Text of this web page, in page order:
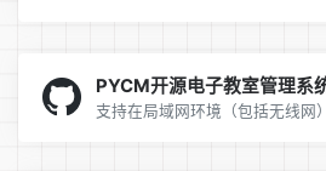
PYCM开源电子教室管理系
支持在局域网环境（包括无线网